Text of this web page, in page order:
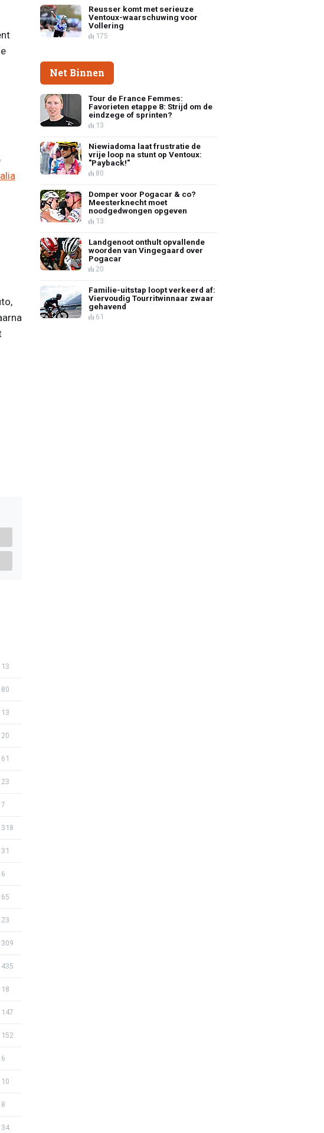
13
80
13
20
61
23
7
318
31
6
65
23
309
435
18
147
152
6
10
8
34
Reusser komt met serieuze
Ventoux-waarschuwing voor
Vollering
175
Net Binnen
Tour de France Femmes:
Favorieten etappe 8: Strijd om de
eindzege of sprinten?
13
Niewiadoma laat frustratie de
vrije loop na stunt op Ventoux:
"Payback!"
80
Domper voor Pogacar & co?
Meesterknecht moet
noodgedwongen opgeven
13
Landgenoot onthult opvallende
woorden van Vingegaard over
Pogacar
20
Familie-uitstap loopt verkeerd af:
Viervoudig Tourritwinnaar zwaar
gehavend
61